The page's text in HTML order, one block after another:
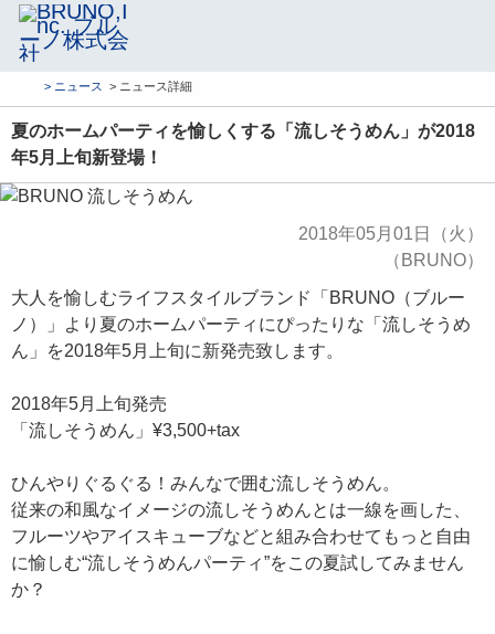
> ニュース > ニュース詳細
夏のホームパーティを愉しくする「流しそうめん」が2018
年5月上旬新登場！
2018年05月01日（火）
（BRUNO）
大人を愉しむライフスタイルブランド「BRUNO（ブルー
ノ）」より夏のホームパーティにぴったりな「流しそうめ
ん」を2018年5月上旬に新発売致します。
2018年5月上旬発売
「流しそうめん」¥3,500+tax
ひんやりぐるぐる！みんなで囲む流しそうめん。
従来の和風なイメージの流しそうめんとは一線を画した、
フルーツやアイスキューブなどと組み合わせてもっと自由
に愉しむ“流しそうめんパーティ”をこの夏試してみません
か？